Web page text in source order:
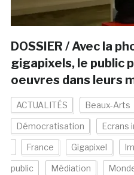
DOSSIER / Avec la
gigapixels, le public
oeuvres dans leurs
ACTUALITÉS Beaux-Arts
Démocratisation Ecrans
France Gigapixel
public Médiation